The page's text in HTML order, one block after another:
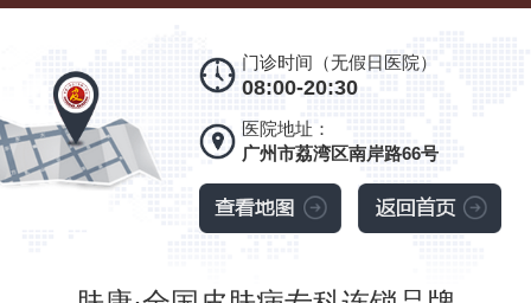
门诊时间（无假日医院）
08:00-20:30
医院地址：
广州市荔湾区南岸路66号